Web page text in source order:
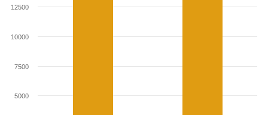
5000
7500
10000
12500